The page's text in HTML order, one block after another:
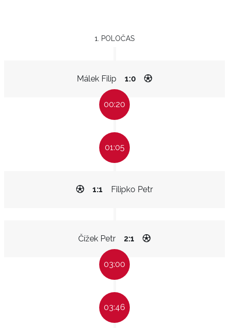
1. POLOČAS
Málek Filip 1:0
00:20
01:05
Filipko Petr
1:1
Čížek Petr 2:1
03:00
03:46